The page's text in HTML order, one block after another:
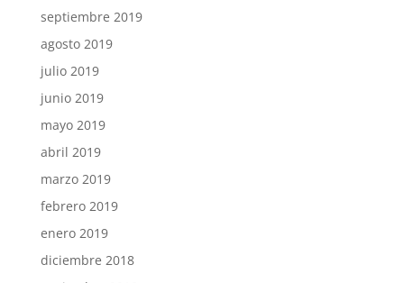
septiembre 2019
agosto 2019
julio 2019
junio 2019
mayo 2019
abril 2019
marzo 2019
febrero 2019
enero 2019
diciembre 2018